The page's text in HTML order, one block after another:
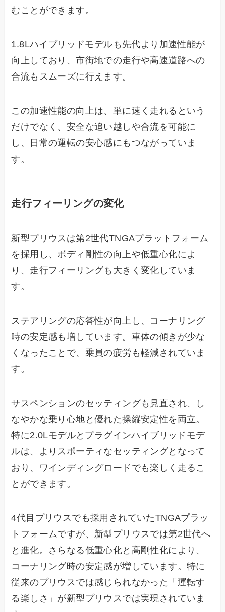
むことができます。
1.8Lハイブリッドモデルも先代より加速性能が
向上しており、市街地での走行や高速道路への
合流もスムーズに行えます。
この加速性能の向上は、単に速く走れるという
だけでなく、安全な追い越しや合流を可能に
し、日常の運転の安心感にもつながっていま
す。
走行フィーリングの変化
新型プリウスは第2世代TNGAプラットフォーム
を採用し、ボディ剛性の向上や低重心化によ
り、走行フィーリングも大きく変化していま
す。
ステアリングの応答性が向上し、コーナリング
時の安定感も増しています。車体の傾きが少な
くなったことで、乗員の疲労も軽減されていま
す。
サスペンションのセッティングも見直され、し
なやかな乗り心地と優れた操縦安定性を両立。
特に2.0Lモデルとプラグインハイブリッドモデ
ルは、よりスポーティなセッティングとなって
おり、ワインディングロードでも楽しく走るこ
とができます。
4代目プリウスでも採用されていたTNGAプラッ
トフォームですが、新型プリウスでは第2世代へ
と進化。さらなる低重心化と高剛性化により、
コーナリング時の安定感が増しています。特に
従来のプリウスでは感じられなかった「運転す
る楽しさ」が新型プリウスでは実現されていま